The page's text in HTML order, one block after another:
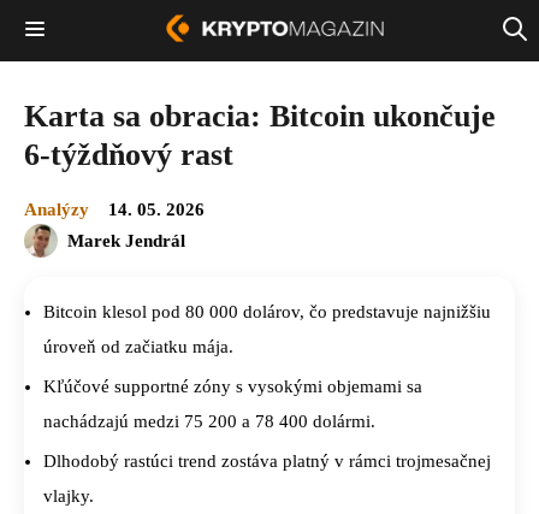
Karta sa obracia: Bitcoin ukončuje
6-týždňový rast
Analýzy
14. 05. 2026
Marek Jendrál
Bitcoin klesol pod 80 000 dolárov, čo predstavuje najnižšiu
úroveň od začiatku mája.
Kľúčové supportné zóny s vysokými objemami sa
nachádzajú medzi 75 200 a 78 400 dolármi.
Dlhodobý rastúci trend zostáva platný v rámci trojmesačnej
vlajky.